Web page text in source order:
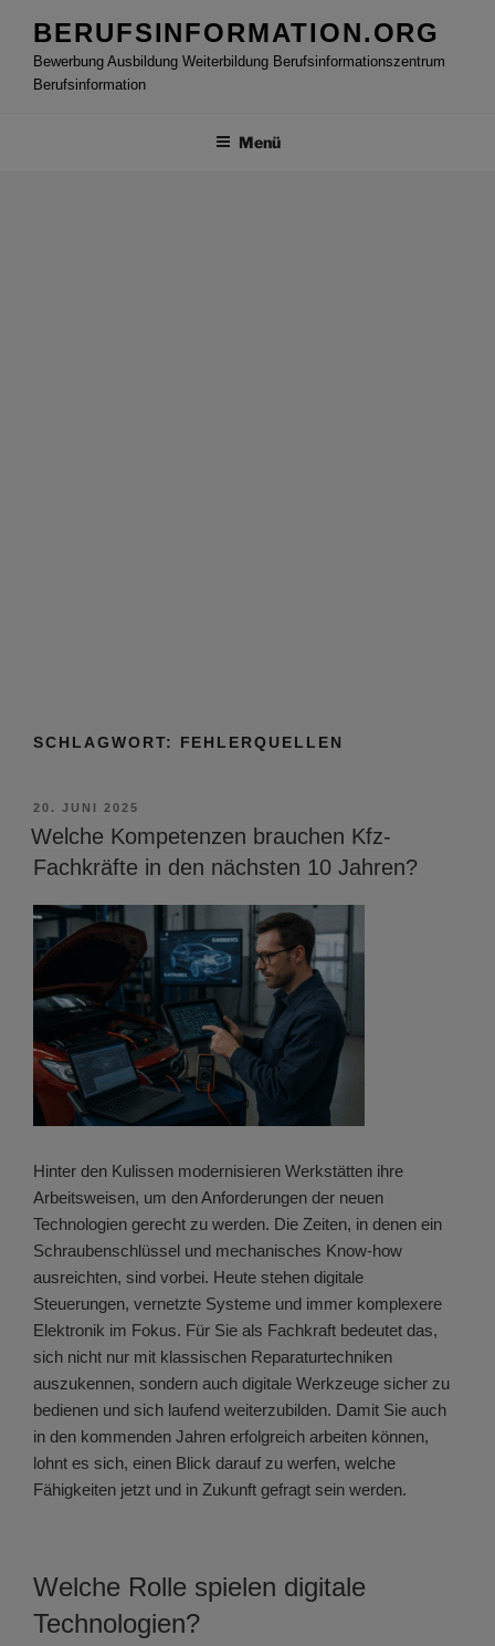
Inhalt
springen
BERUFSINFORMATION.ORG
Bewerbung Ausbildung Weiterbildung Berufsinformationszentrum
Berufsinformation
Menü
SCHLAGWORT: FEHLERQUELLEN
VERÖFFENTLICHT
AM
20. JUNI 2025
Welche Kompetenzen brauchen Kfz-
Fachkräfte in den nächsten 10 Jahren?
Hinter den Kulissen modernisieren Werkstätten ihre
Arbeitsweisen, um den Anforderungen der neuen
Technologien gerecht zu werden. Die Zeiten, in denen ein
Schraubenschlüssel und mechanisches Know-how
ausreichten, sind vorbei. Heute stehen digitale
Steuerungen, vernetzte Systeme und immer komplexere
Elektronik im Fokus. Für Sie als Fachkraft bedeutet das,
sich nicht nur mit klassischen Reparaturtechniken
auszukennen, sondern auch digitale Werkzeuge sicher zu
bedienen und sich laufend weiterzubilden. Damit Sie auch
in den kommenden Jahren erfolgreich arbeiten können,
lohnt es sich, einen Blick darauf zu werfen, welche
Fähigkeiten jetzt und in Zukunft gefragt sein werden.
Welche Rolle spielen digitale
Technologien?